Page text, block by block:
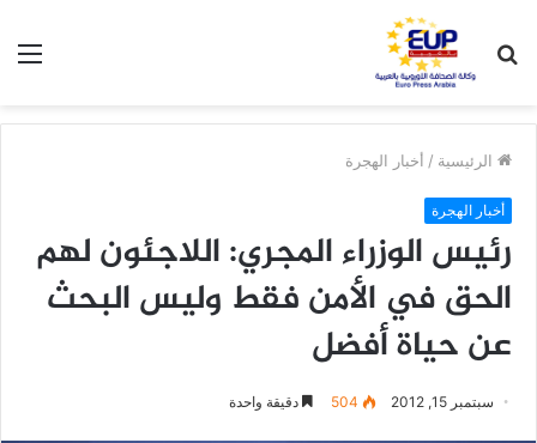
عن
الرئيسية / أخبار الهجرة
أخبار الهجرة
رئيس الوزراء المجري: اللاجئون لهم
الحق في الأمن فقط وليس البحث
عن حياة أفضل
سبتمبر 15, 2012 504 دقيقة واحدة